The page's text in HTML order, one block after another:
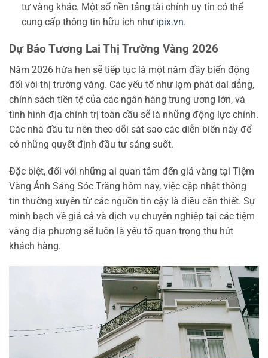
tư vàng khác. Một số nền tảng tài chính uy tín có thể
cung cấp thông tin hữu ích như ipix.vn.
Dự Báo Tương Lai Thị Trường Vàng 2026
Năm 2026 hứa hẹn sẽ tiếp tục là một năm đầy biến động
đối với thị trường vàng. Các yếu tố như lạm phát dai dẳng,
chính sách tiền tệ của các ngân hàng trung ương lớn, và
tình hình địa chính trị toàn cầu sẽ là những động lực chính.
Các nhà đầu tư nên theo dõi sát sao các diễn biến này để
có những quyết định đầu tư sáng suốt.
Đặc biệt, đối với những ai quan tâm đến giá vàng tại Tiệm
Vàng Ánh Sáng Sóc Trăng hôm nay, việc cập nhật thông
tin thường xuyên từ các nguồn tin cậy là điều cần thiết. Sự
minh bạch về giá cả và dịch vụ chuyên nghiệp tại các tiệm
vàng địa phương sẽ luôn là yếu tố quan trọng thu hút
khách hàng.